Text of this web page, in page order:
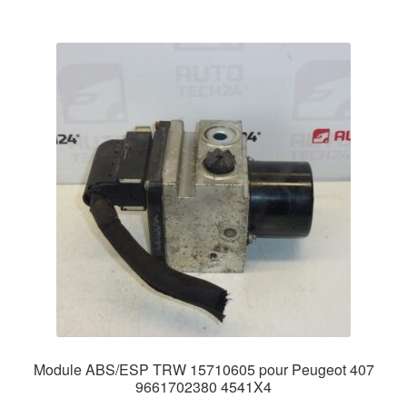
Module ABS/ESP TRW 15710605 pour Peugeot 407
9661702380 4541X4